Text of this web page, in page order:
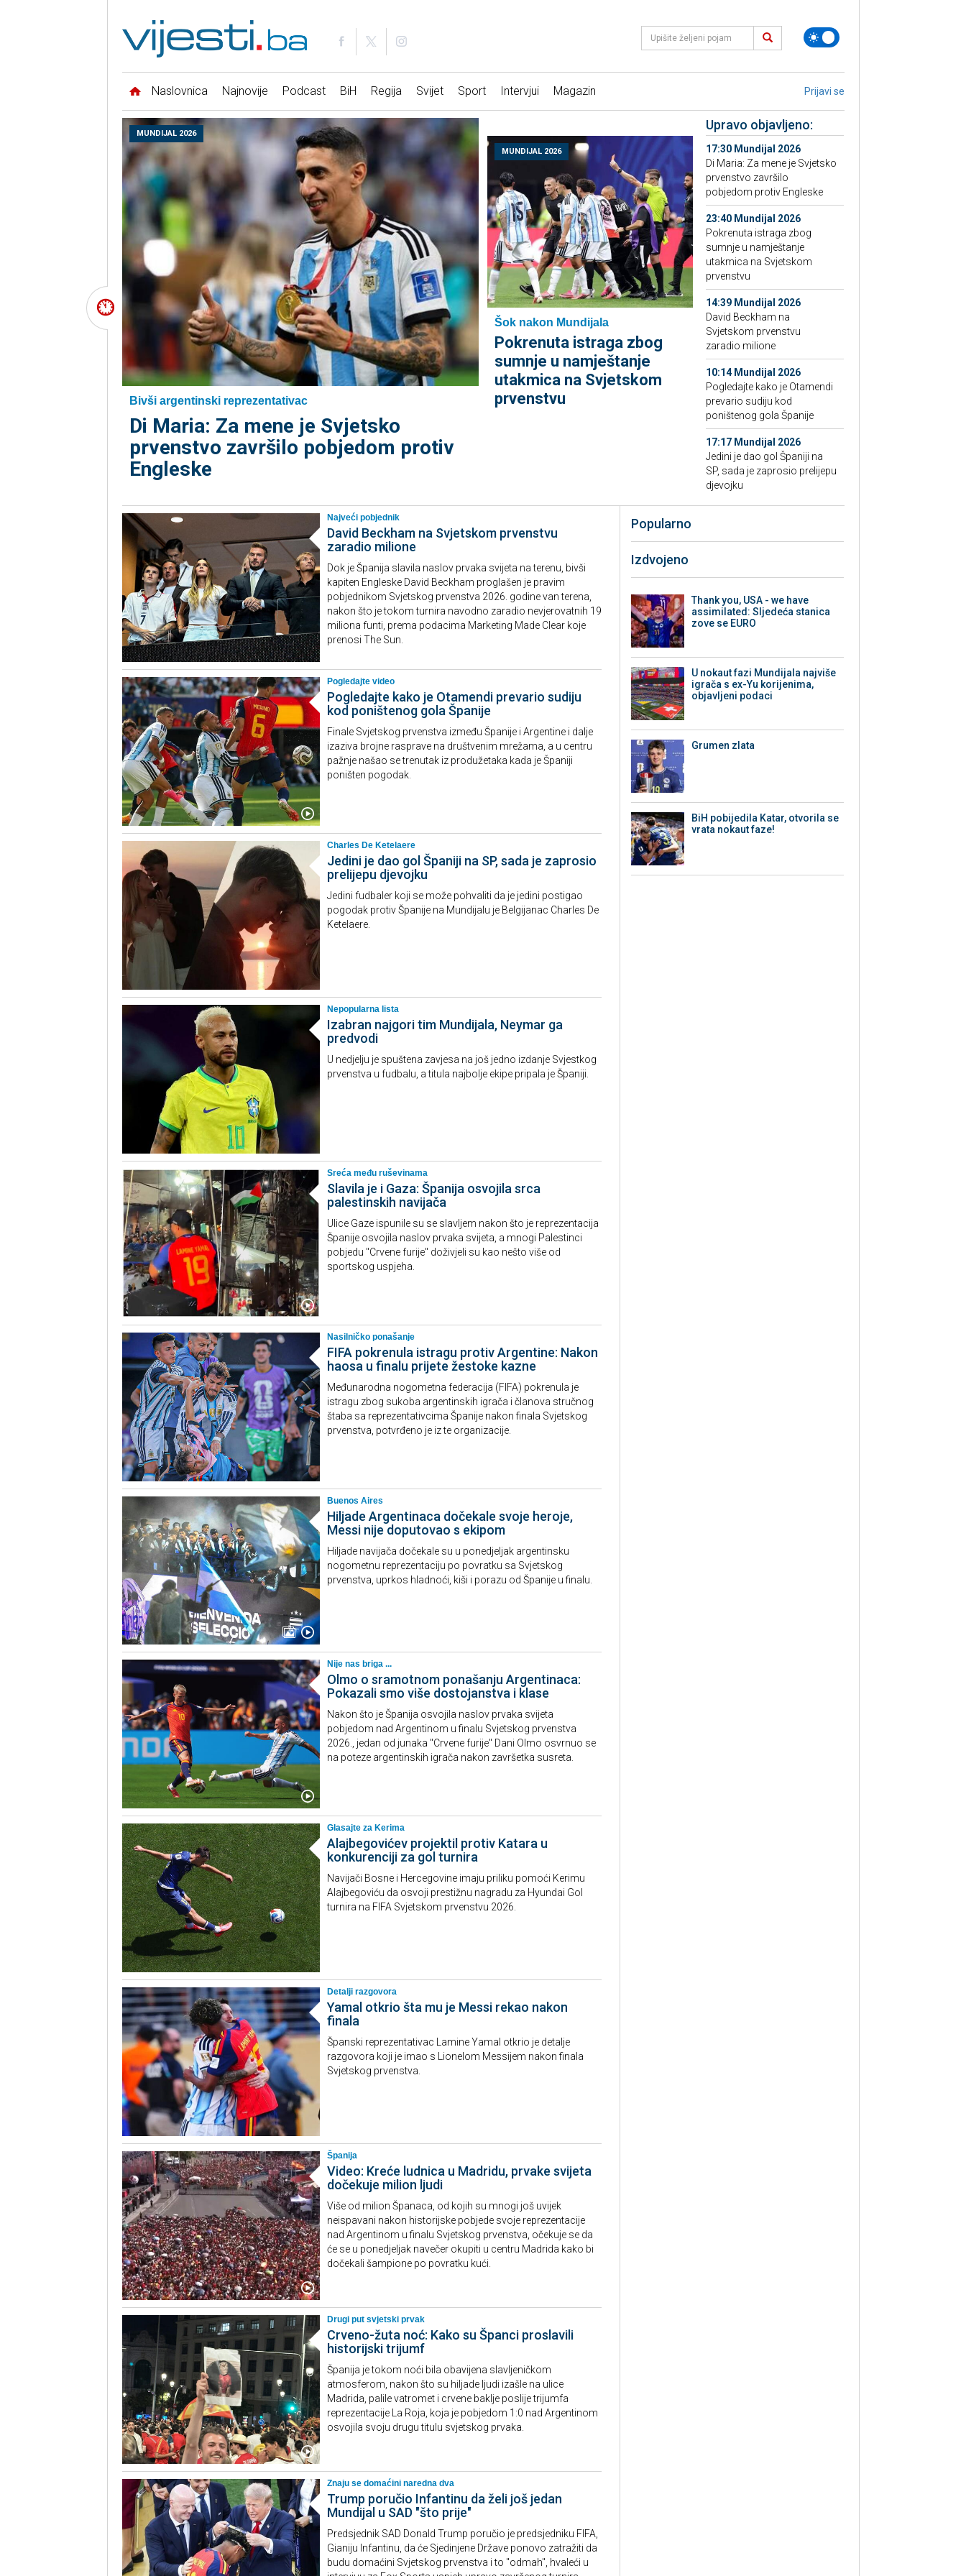
Naslovnica Najnovije Podcast BiH Regija Svijet Sport Intervjui Magazin Prijavi se
MUNDIJAL 2026
Bivši argentinski reprezentativac
Di Maria: Za mene je Svjetsko
prvenstvo završilo pobjedom protiv
Engleske
MUNDIJAL 2026
Šok nakon Mundijala
Pokrenuta istraga zbog
sumnje u namještanje
utakmica na Svjetskom
prvenstvu
Upravo objavljeno:
17:30 Mundijal 2026
Di Maria: Za mene je Svjetsko
prvenstvo završilo
pobjedom protiv Engleske
23:40 Mundijal 2026
Pokrenuta istraga zbog
sumnje u namještanje
utakmica na Svjetskom
prvenstvu
14:39 Mundijal 2026
David Beckham na
Svjetskom prvenstvu
zaradio milione
10:14 Mundijal 2026
Pogledajte kako je Otamendi
prevario sudiju kod
poništenog gola Španije
17:17 Mundijal 2026
Jedini je dao gol Španiji na
SP, sada je zaprosio prelijepu
djevojku
Najveći pobjednik
David Beckham na Svjetskom prvenstvu
zaradio milione
Dok je Španija slavila naslov prvaka svijeta na terenu, bivši
kapiten Engleske David Beckham proglašen je pravim
pobjednikom Svjetskog prvenstva 2026. godine van terena,
nakon što je tokom turnira navodno zaradio nevjerovatnih 19
miliona funti, prema podacima Marketing Made Clear koje
prenosi The Sun.
Pogledajte video
Pogledajte kako je Otamendi prevario sudiju
kod poništenog gola Španije
Finale Svjetskog prvenstva između Španije i Argentine i dalje
izaziva brojne rasprave na društvenim mrežama, a u centru
pažnje našao se trenutak iz produžetaka kada je Španiji
poništen pogodak.
Charles De Ketelaere
Jedini je dao gol Španiji na SP, sada je zaprosio
prelijepu djevojku
Jedini fudbaler koji se može pohvaliti da je jedini postigao
pogodak protiv Španije na Mundijalu je Belgijanac Charles De
Ketelaere.
Nepopularna lista
Izabran najgori tim Mundijala, Neymar ga
predvodi
U nedjelju je spuštena zavjesa na još jedno izdanje Svjestkog
prvenstva u fudbalu, a titula najbolje ekipe pripala je Španiji.
Sreća među ruševinama
Slavila je i Gaza: Španija osvojila srca
palestinskih navijača
Ulice Gaze ispunile su se slavljem nakon što je reprezentacija
Španije osvojila naslov prvaka svijeta, a mnogi Palestinci
pobjedu "Crvene furije" doživjeli su kao nešto više od
sportskog uspjeha.
Nasilničko ponašanje
FIFA pokrenula istragu protiv Argentine: Nakon
haosa u finalu prijete žestoke kazne
Međunarodna nogometna federacija (FIFA) pokrenula je
istragu zbog sukoba argentinskih igrača i članova stručnog
štaba sa reprezentativcima Španije nakon finala Svjetskog
prvenstva, potvrđeno je iz te organizacije.
Buenos Aires
Hiljade Argentinaca dočekale svoje heroje,
Messi nije doputovao s ekipom
Hiljade navijača dočekale su u ponedjeljak argentinsku
nogometnu reprezentaciju po povratku sa Svjetskog
prvenstva, uprkos hladnoći, kiši i porazu od Španije u finalu.
Nije nas briga ...
Olmo o sramotnom ponašanju Argentinaca:
Pokazali smo više dostojanstva i klase
Nakon što je Španija osvojila naslov prvaka svijeta
pobjedom nad Argentinom u finalu Svjetskog prvenstva
2026., jedan od junaka "Crvene furije" Dani Olmo osvrnuo se
na poteze argentinskih igrača nakon završetka susreta.
Glasajte za Kerima
Alajbegovićev projektil protiv Katara u
konkurenciji za gol turnira
Navijači Bosne i Hercegovine imaju priliku pomoći Kerimu
Alajbegoviću da osvoji prestižnu nagradu za Hyundai Gol
turnira na FIFA Svjetskom prvenstvu 2026.
Detalji razgovora
Yamal otkrio šta mu je Messi rekao nakon
finala
Španski reprezentativac Lamine Yamal otkrio je detalje
razgovora koji je imao s Lionelom Messijem nakon finala
Svjetskog prvenstva.
Španija
Video: Kreće ludnica u Madridu, prvake svijeta
dočekuje milion ljudi
Više od milion Španaca, od kojih su mnogi još uvijek
neispavani nakon historijske pobjede svoje reprezentacije
nad Argentinom u finalu Svjetskog prvenstva, očekuje se da
će se u ponedjeljak navečer okupiti u centru Madrida kako bi
dočekali šampione po povratku kući.
Drugi put svjetski prvak
Crveno-žuta noć: Kako su Španci proslavili
historijski trijumf
Španija je tokom noći bila obavijena slavljeničkom
atmosferom, nakon što su hiljade ljudi izašle na ulice
Madrida, palile vatromet i crvene baklje poslije trijumfa
reprezentacije La Roja, koja je pobjedom 1:0 nad Argentinom
osvojila svoju drugu titulu svjetskog prvaka.
Znaju se domaćini naredna dva
Trump poručio Infantinu da želi još jedan
Mundijal u SAD "što prije"
Predsjednik SAD Donald Trump poručio je predsjedniku FIFA,
Gianiju Infantinu, da će Sjedinjene Države ponovo zatražiti da
budu domaćini Svjetskog prvenstva i to "odmah", hvaleći u
Popularno
Izdvojeno
Thank you, USA - we have
assimilated: Sljedeća stanica
zove se EURO
U nokaut fazi Mundijala najviše
igrača s ex-Yu korijenima,
objavljeni podaci
Grumen zlata
BiH pobijedila Katar, otvorila se
vrata nokaut faze!